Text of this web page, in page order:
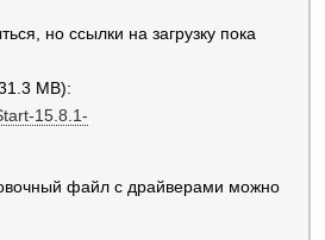
но ссылки на загрузку пока
MB):
15.8.1-
файл с драйверами можно